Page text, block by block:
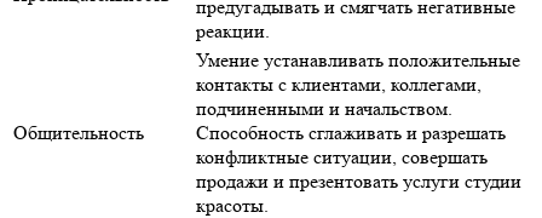
предугадывать и смягчать негативные
реакции.
Общительность
Умение устанавливать положительные
контакты с клиентами, коллегами,
подчиненными и начальством.
Способность сглаживать и разрешать
конфликтные ситуации, совершать
продажи и презентовать услуги студии
красоты.